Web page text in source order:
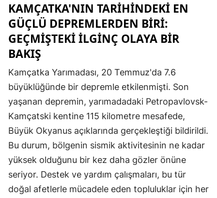
KAMÇATKA'NIN TARIHINDEKI EN
GÜÇLÜ DEPREMLERDEN BIRI:
GEÇMIŞTEKI İLGINÇ OLAYA BIR
BAKIŞ
Kamçatka Yarımadası, 20 Temmuz'da 7.6
büyüklüğünde bir depremle etkilenmişti. Son
yaşanan depremin, yarımadadaki Petropavlovsk-
Kamçatski kentine 115 kilometre mesafede,
Büyük Okyanus açıklarında gerçekleştiği bildirildi.
Bu durum, bölgenin sismik aktivitesinin ne kadar
yüksek olduğunu bir kez daha gözler önüne
seriyor. Destek ve yardım çalışmaları, bu tür
doğal afetlerle mücadele eden topluluklar için her